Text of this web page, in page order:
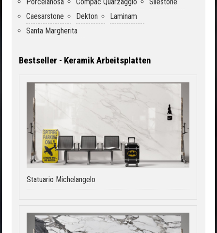
Caesarstone
Dekton
Laminam
Santa Margherita
Bestseller - Keramik Arbeitsplatten
Statuario Michelangelo